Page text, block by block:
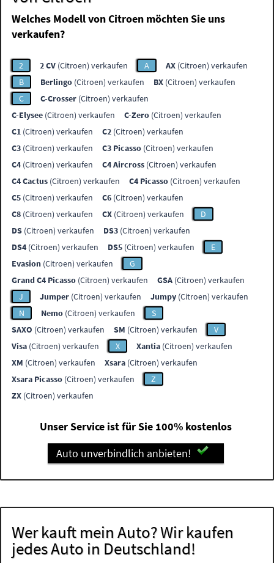
Welches Modell von Citroen möchten Sie uns
verkaufen?
2 2 CV (Citroen) verkaufen A AX (Citroen) verkaufen
B
Berlingo (Citroen) verkaufen BX (Citroen) verkaufen
C
C-Crosser (Citroen) verkaufen
C-Elysee (Citroen) verkaufen C-Zero (Citroen) verkaufen
C1 (Citroen) verkaufen C2 (Citroen) verkaufen
C3 (Citroen) verkaufen C3 Picasso (Citroen) verkaufen
C4 (Citroen) verkaufen C4 Aircross (Citroen) verkaufen
C4 Cactus (Citroen) verkaufen C4 Picasso (Citroen) verkaufen
C5 (Citroen) verkaufen C6 (Citroen) verkaufen
C8 (Citroen) verkaufen CX (Citroen) verkaufen
D
DS (Citroen) verkaufen DS3 (Citroen) verkaufen
DS4 (Citroen) verkaufen DS5 (Citroen) verkaufen
E
Evasion (Citroen) verkaufen
G
Grand C4 Picasso (Citroen) verkaufen GSA (Citroen) verkaufen
J
Jumper (Citroen) verkaufen Jumpy (Citroen) verkaufen
N
Nemo (Citroen) verkaufen
S
SAXO (Citroen) verkaufen SM (Citroen) verkaufen
V
Visa (Citroen) verkaufen X Xantia (Citroen) verkaufen
XM (Citroen) verkaufen Xsara (Citroen) verkaufen
Xsara Picasso (Citroen) verkaufen
Z
ZX (Citroen) verkaufen
Unser Service ist für Sie 100% kostenlos
Auto unverbindlich anbieten!
Wer kauft mein Auto? Wir kaufen
jedes Auto in Deutschland!